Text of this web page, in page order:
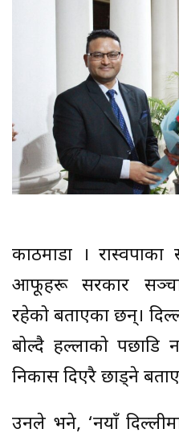
काठमाडौं ।
आफूहरू सरकार
रहेको बताएका छन्।
बोल्दै हल्लाको पछाडि
निकास दिएरै छाड्ने
उनले भने, ‘नयाँ